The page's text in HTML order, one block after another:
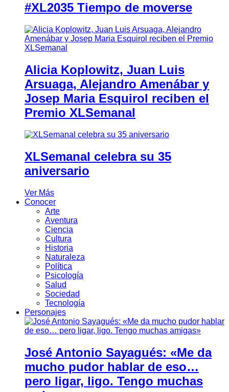
#XL2035 Tiempo de moverse
Alicia Koplowitz, Juan Luis
Arsuaga, Alejandro Amenábar y
Josep Maria Esquirol reciben el
Premio XLSemanal
XLSemanal celebra su 35
aniversario
Ver Más
Conocer
Arte
Aventura
Ciencia
Cultura
Historia
Naturaleza
Política
Psicología
Salud
Sociedad
Tecnología
Personajes
José Antonio Sayagués: «Me da
mucho pudor hablar de eso…
pero ligar, ligo. Tengo muchas